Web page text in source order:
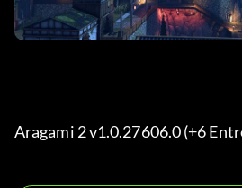
Aragami 2 v1.0.27606.0 (+6